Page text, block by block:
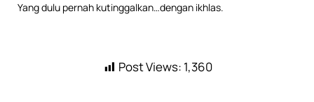
Yang dulu pernah kutinggalkan…dengan ikhlas.
Post Views: 1,360